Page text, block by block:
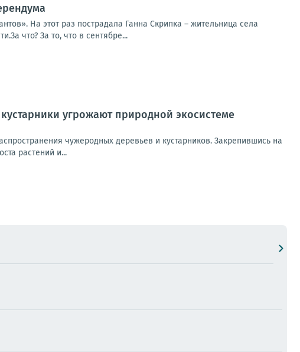
На этот раз пострадала Ганна Скрипка – жительница села
что? За то, что в сентябре...
угрожают природной экосистеме
чужеродных деревьев и кустарников. Закрепившись на
растений и...